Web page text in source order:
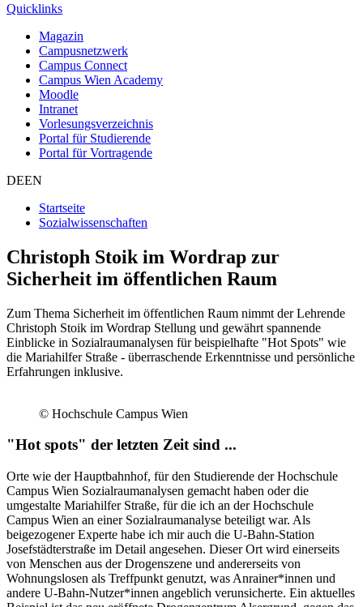
Quicklinks
Magazin
Campusnetzwerk
Campus Connect
Campus Wien Academy
Moodle
Intranet
Vorlesungsverzeichnis
Portal für Studierende
Portal für Vortragende
DEEN
Startseite
Sozialwissenschaften
Christoph Stoik im Wordrap zur
Sicherheit im öffentlichen Raum
Zum Thema Sicherheit im öffentlichen Raum nimmt der Lehrende
Christoph Stoik im Wordrap Stellung und gewährt spannende
Einblicke in Sozialraumanalysen für beispielhafte "Hot Spots" wie
die Mariahilfer Straße - überraschende Erkenntnisse und persönliche
Erfahrungen inklusive.
© Hochschule Campus Wien
"Hot spots" der letzten Zeit sind ...
Orte wie der Hauptbahnhof, für den Studierende der Hochschule
Campus Wien Sozialraumanalysen gemacht haben oder die
umgestalte Mariahilfer Straße, für die ich an der Hochschule
Campus Wien an einer Sozialraumanalyse beteiligt war. Als
beigezogener Experte habe ich mir auch die U-Bahn-Station
Josefstädterstraße im Detail angesehen. Dieser Ort wird einerseits
von Menschen aus der Drogenszene und andererseits von
Wohnungslosen als Treffpunkt genutzt, was Anrainer*innen und
andere U-Bahn-Nutzer*innen angeblich verunsicherte. Ein aktuelles